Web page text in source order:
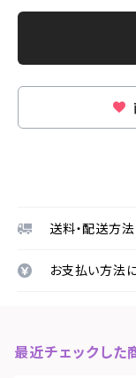
送料・配送方
お支払い方法
最近チェックした